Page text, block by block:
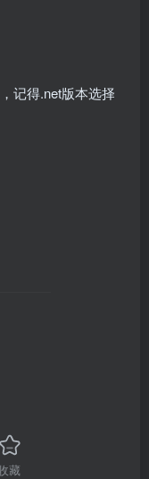
记得.net版本选择
藏